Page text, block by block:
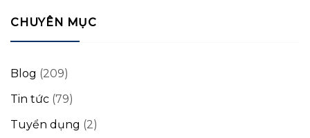
CHUYÊN MỤC
Blog (209)
Tin tức (79)
Tuyển dụng (2)